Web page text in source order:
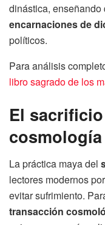
dinástica, enseñando
encarnaciones de
políticos.
Para análisis
libro sagrado de los
El
La práctica maya del
lectores modernos
evitar sufrimiento.
transacción